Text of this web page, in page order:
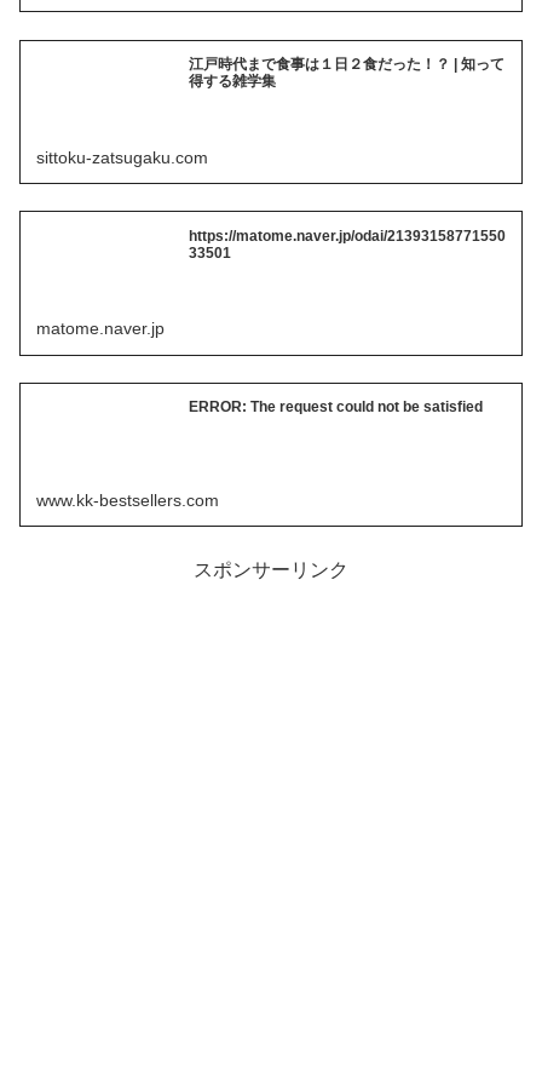
江戸時代まで食事は１日２食だった！？ | 知って
得する雑学集
sittoku-zatsugaku.com
https://matome.naver.jp/odai/21393158771550
33501
matome.naver.jp
ERROR: The request could not be satisfied
www.kk-bestsellers.com
スポンサーリンク